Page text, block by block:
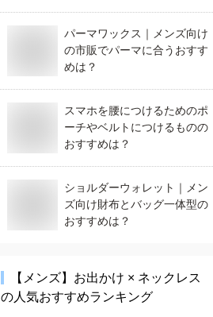
パーマワックス｜メンズ向け
の市販でパーマに合うおすす
めは？
スマホを腰につけるためのポ
ーチやベルトにつけるものの
おすすめは？
ショルダーウォレット｜メン
ズ向け財布とバッグ一体型の
おすすめは？
【メンズ】 お出かけ × ネックレス
の人気おすすめランキング